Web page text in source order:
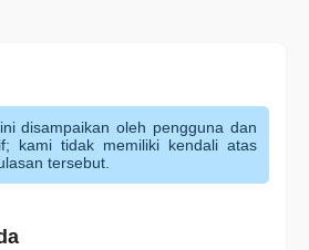
disampaikan oleh pengguna dan
kami tidak memiliki kendali atas
tersebut.